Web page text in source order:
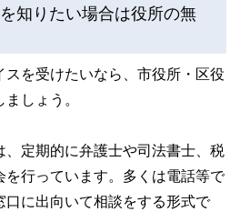
年金や税金、相続、保険、ローンなどの話
信している点です。
験豊富なメンバーと金融や経済に精通した
よる執筆体制を築くことで、内容のわかり
のこと、読み応えのあるコンテンツと確か
より良い生活のアイデアを提供するお金の
目指します。
知りたい場合は役所の無
を受けたいなら、市役所・区役
しょう。
定期的に弁護士や司法書士、税
を行っています。多くは電話等で
口に出向いて相談をする形式で